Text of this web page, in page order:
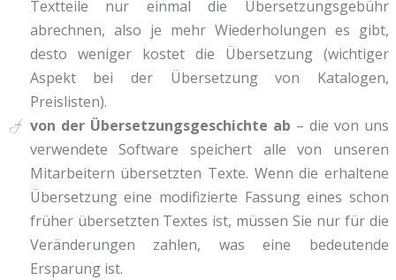
Textteile nur einmal die Übersetzungsgebühr
abrechnen, also je mehr Wiederholungen es gibt,
desto weniger kostet die Übersetzung (wichtiger
Aspekt bei der Übersetzung von Katalogen,
Preislisten).
von der Übersetzungsgeschichte ab – die von uns
verwendete Software speichert alle von unseren
Mitarbeitern übersetzten Texte. Wenn die erhaltene
Übersetzung eine modifizierte Fassung eines schon
früher übersetzten Textes ist, müssen Sie nur für die
Veränderungen zahlen, was eine bedeutende
Ersparung ist.